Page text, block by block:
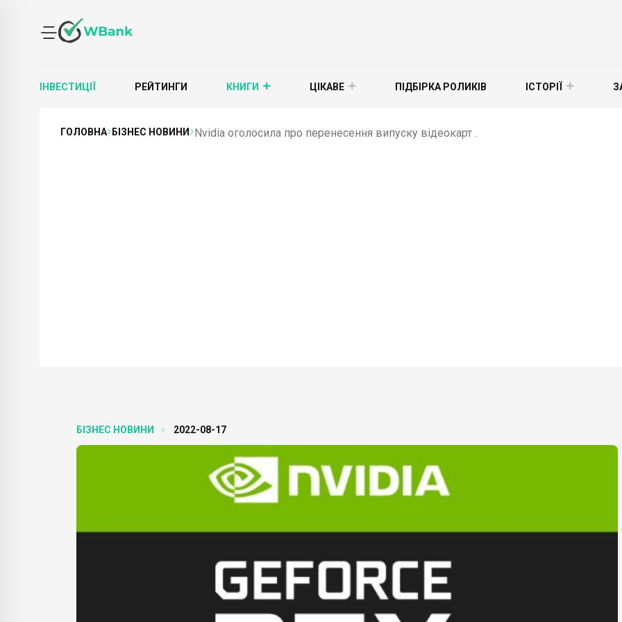
ІНВЕСТИЦІЇ РЕЙТИНГИ КНИГИ ЦІКАВЕ ПІДБІРКА РОЛИКІВ ІСТОРІЇ
ГОЛОВНА БІЗНЕС НОВИНИ Nvidia оголосила про перенесення випуску відеокарт .
БІЗНЕС НОВИНИ 2022-08-17